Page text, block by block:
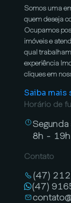
Somos uma
quem deseja
Ocupamos
imóveis e
qual
experiência
cliques em
Saiba mais
Horário de
Segunda
8h - 19h
Contato
(47)
(47)